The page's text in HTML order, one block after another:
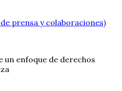
prensa y colaboraciones)
un enfoque de derechos